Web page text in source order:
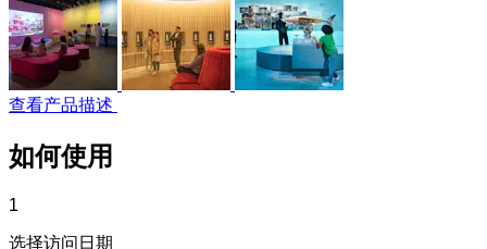
查看产品描述
如何使用
1
选择访问日期